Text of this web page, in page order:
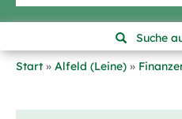
Suche
Start
Alfeld (Leine)